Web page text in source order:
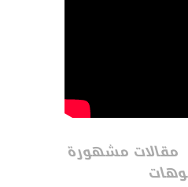
مقالات مشهورة